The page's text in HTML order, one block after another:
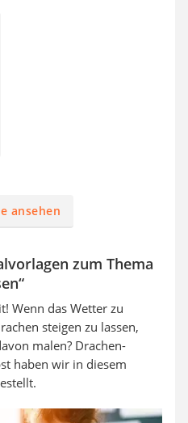
ansehen
zum Thema
Wenn das Wetter zu
steigen zu lassen,
malen? Drachen-
haben wir in diesem